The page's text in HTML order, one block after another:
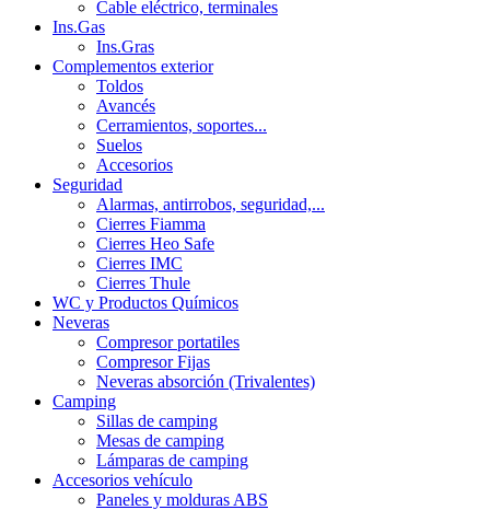
Cable eléctrico, terminales
Ins.Gas
Ins.Gras
Complementos exterior
Toldos
Avancés
Cerramientos, soportes...
Suelos
Accesorios
Seguridad
Alarmas, antirrobos, seguridad,...
Cierres Fiamma
Cierres Heo Safe
Cierres IMC
Cierres Thule
WC y Productos Químicos
Neveras
Compresor portatiles
Compresor Fijas
Neveras absorción (Trivalentes)
Camping
Sillas de camping
Mesas de camping
Lámparas de camping
Accesorios vehículo
Paneles y molduras ABS